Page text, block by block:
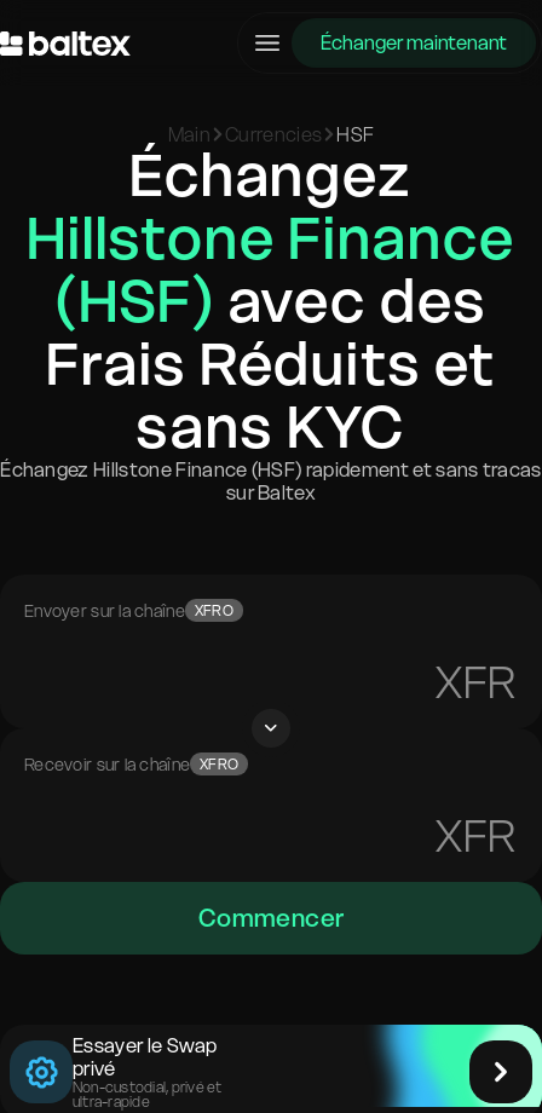
Échanger maintenant
Main Currencies HSF
Échangez
Hillstone Finance
(HSF) avec des
Frais Réduits et
sans KYC
Échangez Hillstone Finance (HSF) rapidement et sans tracas
sur Baltex
Envoyer sur la chaîne XFRO
XFR
Recevoir sur la chaîne XFRO
XFR
Commencer
Essayer le Swap
privé
Non-custodial, privé et
ultra-rapide